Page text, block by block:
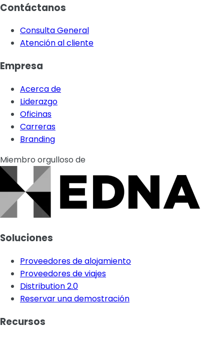
Contáctanos
Consulta General
Atención al cliente
Empresa
Acerca de
Liderazgo
Oficinas
Carreras
Branding
Miembro orgulloso de
Soluciones
Proveedores de alojamiento
Proveedores de viajes
Distribution 2.0
Reservar una demostración
Recursos